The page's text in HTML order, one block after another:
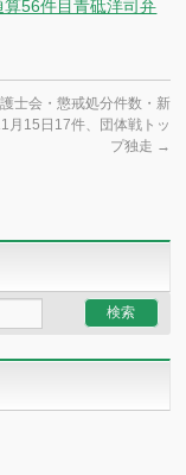
算56件目青砥洋司弁
士会・懲戒処分件数・新
月15日17件、団体戦トッ
プ独走 →